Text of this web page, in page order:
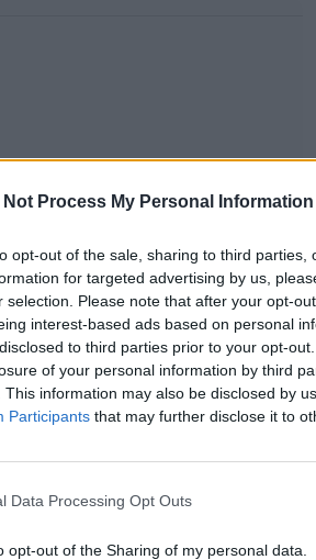
Not Process My Personal Information
opt-out of the sale, sharing to third
for targeted advertising by us,
selection. Please note that after your opt-
interest-based ads based on personal
to third parties prior to your opt-
of your personal information by third
This information may also be disclosed by
Participants that may further disclose it to
Data Processing Opt Outs
opt-out of the Sharing of my personal data.